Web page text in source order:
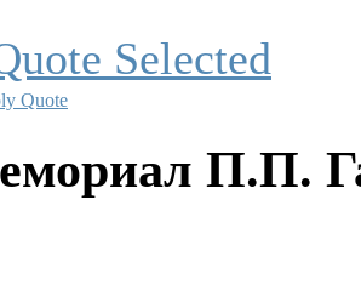
Quote
П.П.